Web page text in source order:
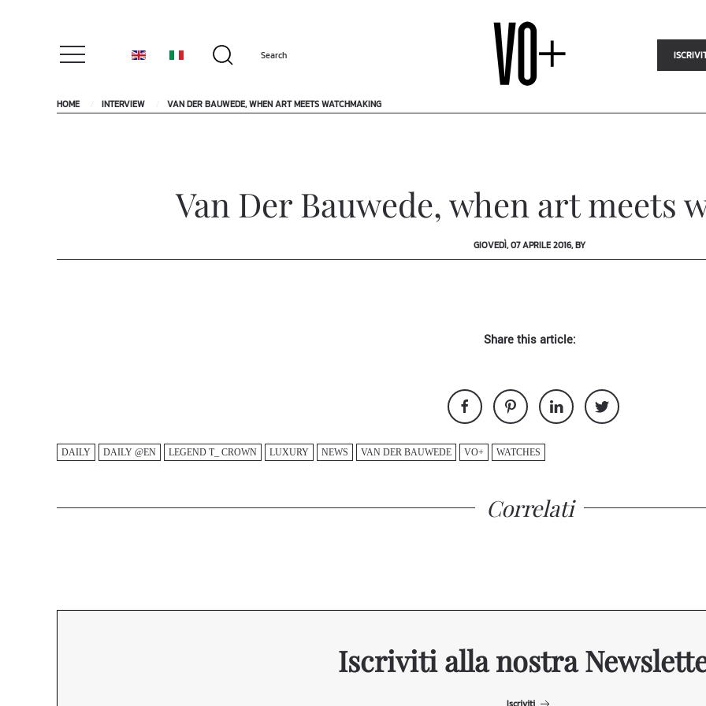
HOME INTERVIEW VAN DER BAUWEDE, WHEN ART MEETS WATCHMAKING
Van Der Bauwede, when art meets
GIOVEDÌ, 07 APRILE 2016, BY
Share this article:
DAILY DAILY @EN LEGEND T_ CROWN LUXURY NEWS VAN DER BAUWEDE VO+ WATCHES
Correlati
Iscriviti alla nostra